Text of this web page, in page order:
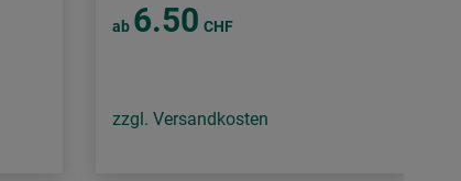
ab 6.50 CHF
zzgl. Versandkosten